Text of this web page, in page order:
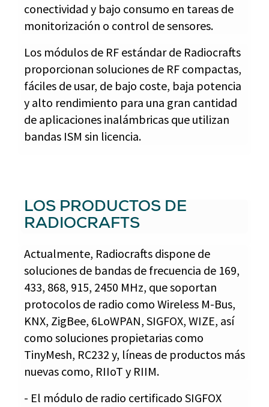
conectividad y bajo consumo en tareas de
monitorización o control de sensores.
Los módulos de RF estándar de Radiocrafts
proporcionan soluciones de RF compactas,
fáciles de usar, de bajo coste, baja potencia
y alto rendimiento para una gran cantidad
de aplicaciones inalámbricas que utilizan
bandas ISM sin licencia.
LOS PRODUCTOS DE
RADIOCRAFTS
Actualmente, Radiocrafts dispone de
soluciones de bandas de frecuencia de 169,
433, 868, 915, 2450 MHz, que soportan
protocolos de radio como Wireless M-Bus,
KNX, ZigBee, 6LoWPAN, SIGFOX, WIZE, así
como soluciones propietarias como
TinyMesh, RC232 y, líneas de productos más
nuevas como, RIIoT y RIIM.
- El módulo de radio certificado SIGFOX